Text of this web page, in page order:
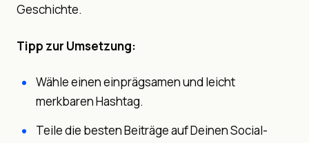
Geschichte.
Tipp zur Umsetzung:
Wähle einen einprägsamen und leicht
merkbaren Hashtag.
Teile die besten Beiträge auf Deinen Social-